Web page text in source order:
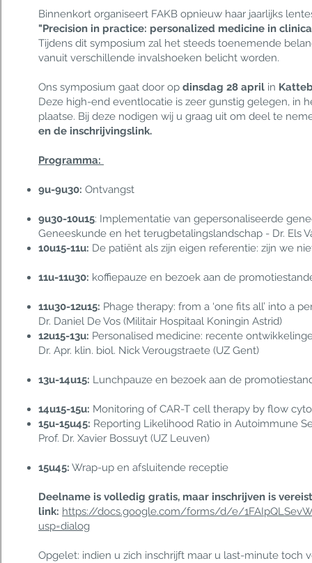
Binnenkort organiseert FAKB opnieuw haar jaarlijks
"Precision in practice: personalized medicine in
Tijdens dit symposium zal het steeds toenemende
vanuit verschillende invalshoeken belicht worden.
Ons symposium gaat door op dinsdag 28 april in
Deze high-end eventlocatie is zeer gunstig gelegen, in
plaatse. Bij deze nodigen wij u graag uit om deel te
en de inschrijvingslink.
Programma:
9u-9u30: Ontvangst
9u30-10u15: Implementatie van gepersonaliseerde
Geneeskunde en het terugbetalingslandschap - Dr. Els
10u15-11u: De patiënt als zijn eigen referentie: zijn we
11u-11u30: koffiepauze en bezoek aan de
11u30-12u15: Phage therapy: from a ‘one fits all’ into a
Dr. Daniel De Vos (Militair Hospitaal Koningin Astrid)
12u15-13u: Personalised medicine: recente
Dr. Apr. klin. biol. Nick Verougstraete (UZ Gent)
13u-14u15: Lunchpauze en bezoek aan de
14u15-15u: Monitoring of CAR-T cell therapy by flow
15u-15u45: Reporting Likelihood Ratio in Autoimmune
Prof. Dr. Xavier Bossuyt (UZ Leuven)
15u45: Wrap-up en afsluitende receptie
Deelname is volledig gratis, maar inschrijven is
link: https://docs.google.com/forms/d/e/
usp=dialog
Opgelet: indien u zich inschrijft maar u last-minute